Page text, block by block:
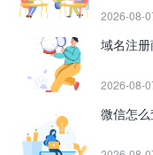
2026-08-
域名注
2026-08-
微信怎